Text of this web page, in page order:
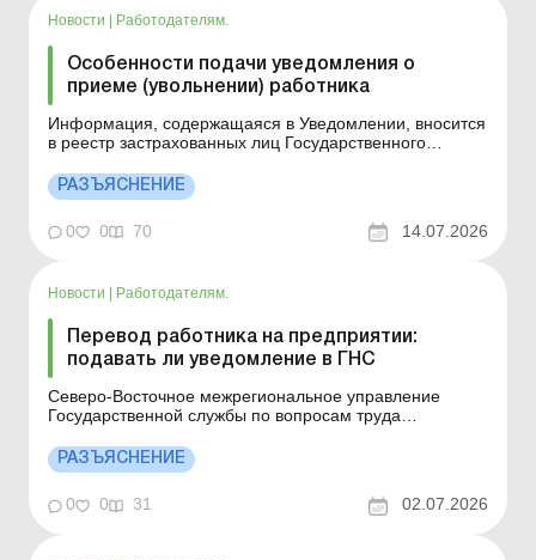
Новости Работодателям.
Особенности подачи уведомления о
приеме (увольнении) работника
Информация, содержащаяся в Уведомлении, вносится
в реестр застрахованных лиц Государственного
социального страхования. Детальнее см. ниже.
Больше по теме: Уведомление о приеме на работу
ошибку в Уведомлении о п...
РАЗЪЯСНЕНИЕ
0 0 70 14.07.2026
Новости Работодателям.
Перевод работника на предприятии:
подавать ли уведомление в ГНС
Северо-Восточное межрегиональное управление
Государственной службы по вопросам труда
подачи уведомления о принятии работника на работу.
Больше по теме: Уведомление о приеме на работу
ошибку в Уведомлении ...
РАЗЪЯСНЕНИЕ
0 0 31 02.07.2026